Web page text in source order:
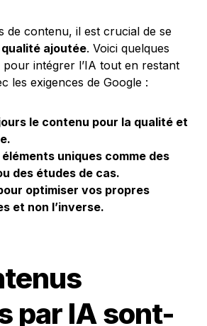
de contenu, il est crucial de se
qualité ajoutée. Voici quelques
intégrer l’IA tout en restant
les exigences de Google :
le contenu pour la qualité et
uniques comme des
des études de cas.
optimiser vos propres
et non l’inverse.
par IA sont-